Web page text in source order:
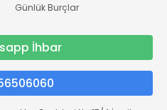
Günlük Burçlar
İhbar